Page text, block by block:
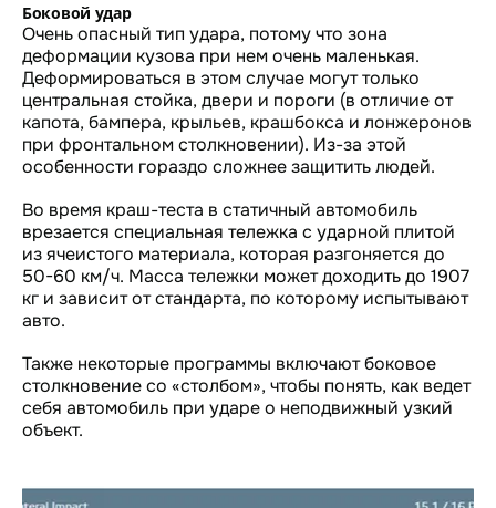
Боковой удар
Очень опасный тип удара, потому что зона
деформации кузова при нем очень маленькая.
Деформироваться в этом случае могут только
центральная стойка, двери и пороги (в отличие от
капота, бампера, крыльев, крашбокса и лонжеронов
при фронтальном столкновении). Из-за этой
особенности гораздо сложнее защитить людей.
Во время краш-теста в статичный автомобиль
врезается специальная тележка с ударной плитой
из ячеистого материала, которая разгоняется до
50-60 км/ч. Масса тележки может доходить до 1907
кг и зависит от стандарта, по которому испытывают
авто.
Также некоторые программы включают боковое
столкновение со «столбом», чтобы понять, как ведет
себя автомобиль при ударе о неподвижный узкий
объект.